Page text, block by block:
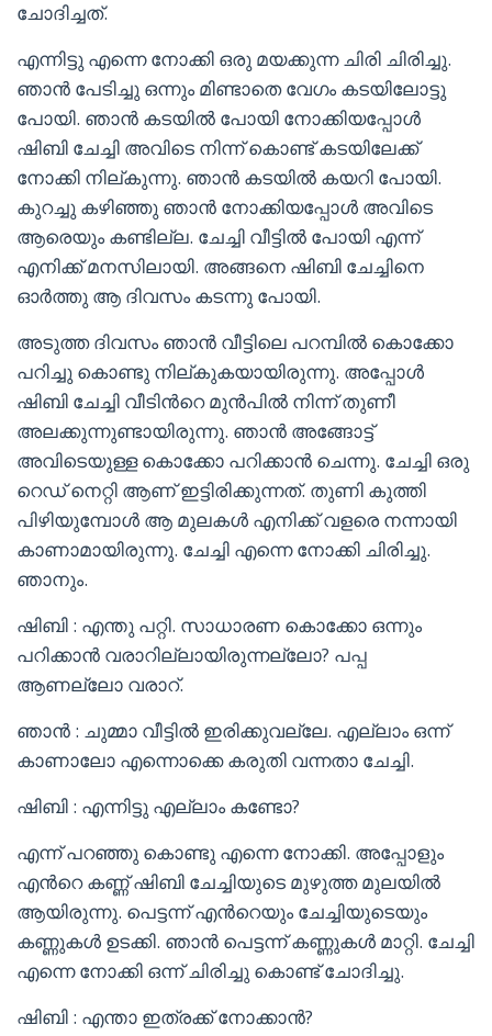
ചോദിച്ചത്.
എന്നിട്ടു എന്നെ നോക്കി ഒരു മയക്കുന്ന ചിരി ചിരിച്ചു.
ഞാൻ പേടിച്ചു ഒന്നും മിണ്ടാതെ വേഗം കടയിലോട്ടു
പോയി. ഞാൻ കടയിൽ പോയി നോക്കിയപ്പോൾ
ഷിബി ചേച്ചി അവിടെ നിന്ന് കൊണ്ട് കടയിലേക്ക്
നോക്കി നില്കുന്നു. ഞാൻ കടയിൽ കയറി പോയി.
കുറച്ചു കഴിഞ്ഞു ഞാൻ നോക്കിയപ്പോൾ അവിടെ
ആരെയും കണ്ടില്ല. ചേച്ചി വീട്ടിൽ പോയി എന്ന്
എനിക്ക് മനസിലായി. അങ്ങനെ ഷിബി ചേച്ചിനെ
ഓർത്തു ആ ദിവസം കടന്നു പോയി.
അടുത്ത ദിവസം ഞാൻ വീട്ടിലെ പറമ്പിൽ കൊക്കോ
പറിച്ചു കൊണ്ടു നില്കുകയായിരുന്നു. അപ്പോൾ
ഷിബി ചേച്ചി വീടിൻറെ മുൻപിൽ നിന്ന് തുണീ
അലക്കുന്നുണ്ടായിരുന്നു. ഞാൻ അങ്ങോട്ട്
അവിടെയുള്ള കൊക്കോ പറിക്കാൻ ചെന്നു. ചേച്ചി ഒരു
റെഡ് നെറ്റി ആണ് ഇട്ടിരിക്കുന്നത്. തുണി കുത്തി
പിഴിയുമ്പോൾ ആ മുലകൾ എനിക്ക് വളരെ നന്നായി
കാണാമായിരുന്നു. ചേച്ചി എന്നെ നോക്കി ചിരിച്ചു.
ഞാനും.
ഷിബി : എന്തു പറ്റി. സാധാരണ കൊക്കോ ഒന്നും
പറിക്കാൻ വരാറില്ലായിരുന്നല്ലോ? പപ്പ
ആണല്ലോ വരാറ്.
ഞാൻ : ചുമ്മാ വീട്ടിൽ ഇരിക്കുവല്ലേ. എല്ലാം ഒന്ന്
കാണാലോ എന്നൊക്കെ കരുതി വന്നതാ ചേച്ചി.
ഷിബി : എന്നിട്ടു എല്ലാം കണ്ടോ?
എന്ന് പറഞ്ഞു കൊണ്ടു എന്നെ നോക്കി. അപ്പോളും
എൻറെ കണ്ണ് ഷിബി ചേച്ചിയുടെ മുഴുത്ത മുലയിൽ
ആയിരുന്നു. പെട്ടന്ന് എൻറെയും ചേച്ചിയുടെയും
കണ്ണുകൾ ഉടക്കി. ഞാൻ പെട്ടന്ന് കണ്ണുകൾ മാറ്റി. ചേച്ചി
എന്നെ നോക്കി ഒന്ന് ചിരിച്ചു കൊണ്ട് ചോദിച്ചു.
ഷിബി : എന്താ ഇത്രക്ക് നോക്കാൻ?